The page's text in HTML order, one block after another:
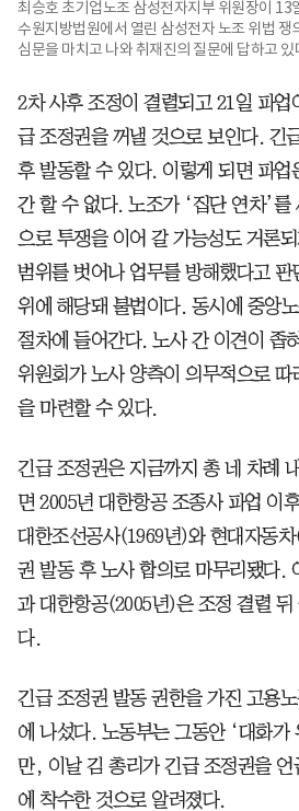
최승호 초기업노조 삼성전자지부 위원장이 13
수원지방법원에서 열린 삼성전자 노조 위법 쟁
심문을 마치고 나와 취재진의 질문에 답하고
2차 사후 조정이 결렬되고 21일 파업
급 조정권을 꺼낼 것으로 보인다. 긴
후 발동할 수 있다. 이렇게 되면 파
간 할 수 없다. 노조가 ‘집단 연차’를
으로 투쟁을 이어 갈 가능성도 거론
범위를 벗어나 업무를 방해했다고
위에 해당돼 불법이다. 동시에 중앙
절차에 들어간다. 노사 간 이견이 좁
위원회가 노사 양측이 의무적으로 따
을 마련할 수 있다.
긴급 조정권은 지금까지 총 네 차례
면 2005년 대한항공 조종사 파업 이
대한조선공사(1969년)와 현대자동
권 발동 후 노사 합의로 마무리됐다.
과 대한항공(2005년)은 조정 결렬 뒤
다.
긴급 조정권 발동 권한을 가진 고용
에 나섰다. 노동부는 그동안 ‘대화가
만, 이날 김 총리가 긴급 조정권을 언
에 착수한 것으로 알려졌다.